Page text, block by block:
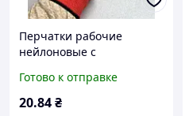
Перчатки рабочие
нейлоновые с
красно-черные
защитные для сада,
Готово к отправке
20.84₴